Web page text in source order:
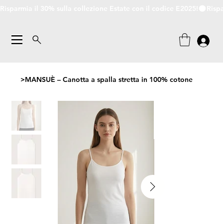
>MANSUÈ – Canotta a spalla stretta in 100% cotone